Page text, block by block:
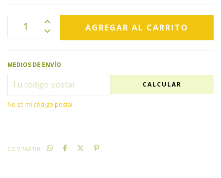
MEDIOS DE ENVÍO
CALCULAR
No sé mi código postal
COMPARTIR